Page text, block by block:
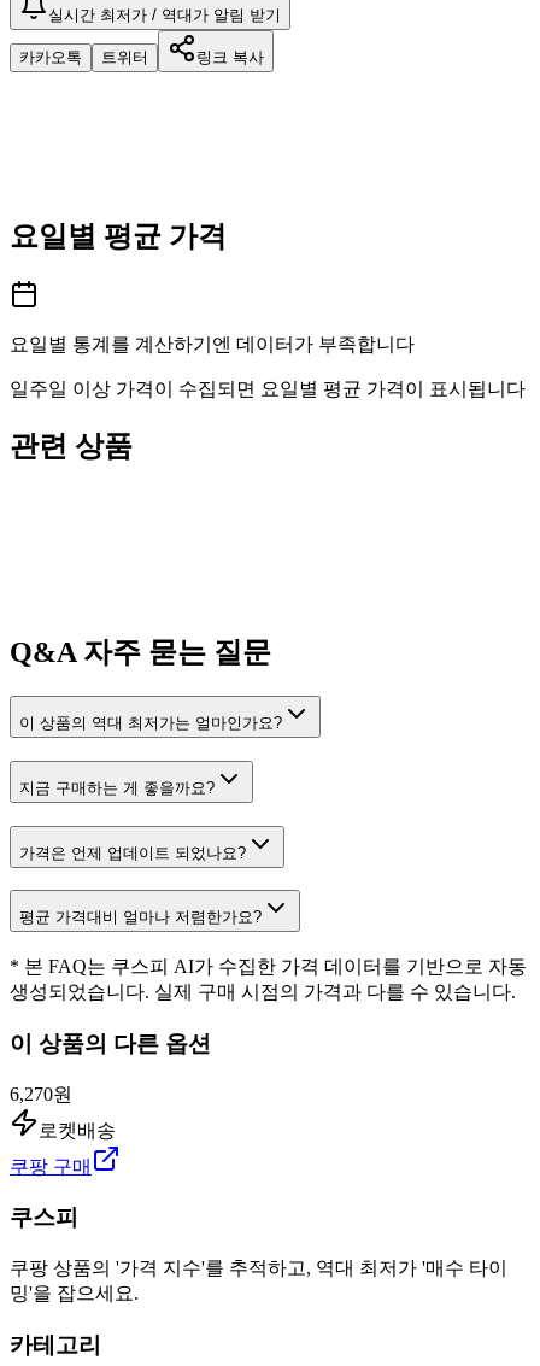
실시간 최저가 / 역대가 알림 받기
카카오톡 트위터 링크 복사
요일별 평균 가격
요일별 통계를 계산하기엔 데이터가 부족합니다
일주일 이상 가격이 수집되면 요일별 평균 가격이 표시됩니다
관련 상품
Q&A자주 묻는 질문
이 상품의 역대 최저가는 얼마인가요?
지금 구매하는 게 좋을까요?
가격은 언제 업데이트 되었나요?
평균 가격대비 얼마나 저렴한가요?
* 본 FAQ는 쿠스피 AI가 수집한 가격 데이터를 기반으로 자동
생성되었습니다. 실제 구매 시점의 가격과 다를 수 있습니다.
이 상품의 다른 옵션
6,270원
로켓배송
쿠팡 구매
쿠스피
쿠팡 상품의 '가격 지수'를 추적하고, 역대 최저가 '매수 타이
밍'을 잡으세요.
카테고리